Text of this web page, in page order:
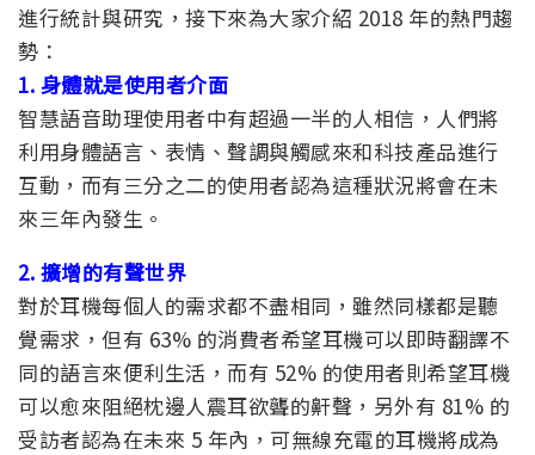
進行統計與研究，接下來為大家介紹 2018 年的熱門趨
勢：
1. 身體就是使用者介面
智慧語音助理使用者中有超過一半的人相信，人們將
利用身體語言、表情、聲調與觸感來和科技產品進行
互動，而有三分之二的使用者認為這種狀況將會在未
來三年內發生。
2. 擴增的有聲世界
對於耳機每個人的需求都不盡相同，雖然同樣都是聽
覺需求，但有 63% 的消費者希望耳機可以即時翻譯不
同的語言來便利生活，而有 52% 的使用者則希望耳機
可以愈來阻絕枕邊人震耳欲聾的鼾聲，另外有 81% 的
受訪者認為在未來 5 年內，可無線充電的耳機將成為